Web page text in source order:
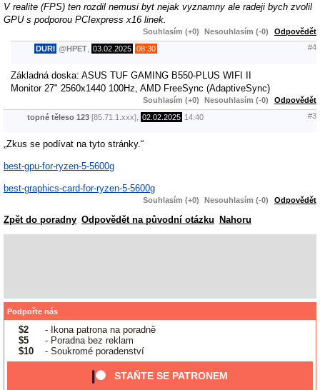
V realite (FPS) ten rozdil nemusi byt nejak vyznamny ale radeji bych zvolil
GPU s podporou PCIexpress x16 linek.
Souhlasím (+0) Nesouhlasím (-0) Odpovědět
DURI @HPET 03.02.2025 08:30 #4
Základná doska: ASUS TUF GAMING B550-PLUS WIFI II
Monitor 27" 2560x1440 100Hz, AMD FreeSync (AdaptiveSync)
Souhlasím (+0) Nesouhlasím (-0) Odpovědět
topné těleso 123 [85.71.1.xxx], 02.02.2025 14:40 #3
„Zkus se podívat na tyto stránky.“
best-gpu-for-ryzen-5-5600g
best-graphics-card-for-ryzen-5-5600g
Souhlasím (+0) Nesouhlasím (-0) Odpovědět
Zpět do poradny Odpovědět na původní otázku Nahoru
Podpořte nás
$2
- Ikona patrona na poradně
$5
- Poradna bez reklam
$10
- Soukromé poradenství
STAŇTE SE PATRONEM